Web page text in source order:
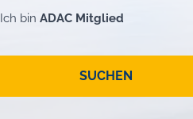
Ich bin ADAC Mitglied
SUCHEN